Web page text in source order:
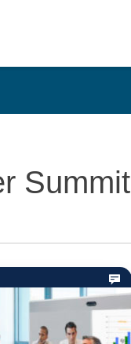
Summit